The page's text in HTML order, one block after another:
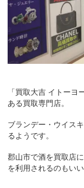
「買取大吉 イトー
ある買取専門店。
ブランデー・ウイス
るようです。
郡山市で酒を買取店
を利用されるのもいい